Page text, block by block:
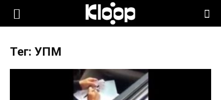
KLOOP.KG
Тег: УПМ